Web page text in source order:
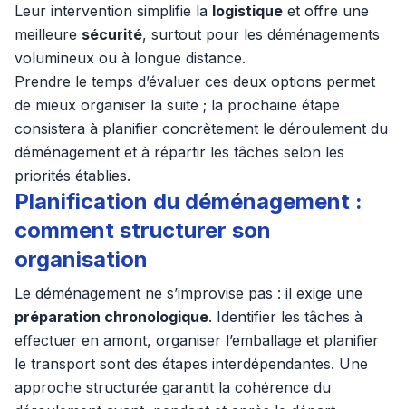
Leur intervention simplifie la logistique et offre une
meilleure sécurité, surtout pour les déménagements
volumineux ou à longue distance.
Prendre le temps d’évaluer ces deux options permet
de mieux organiser la suite ; la prochaine étape
consistera à planifier concrètement le déroulement du
déménagement et à répartir les tâches selon les
priorités établies.
Planification du déménagement :
comment structurer son
organisation
Le déménagement ne s’improvise pas : il exige une
préparation chronologique. Identifier les tâches à
effectuer en amont, organiser l’emballage et planifier
le transport sont des étapes interdépendantes. Une
approche structurée garantit la cohérence du